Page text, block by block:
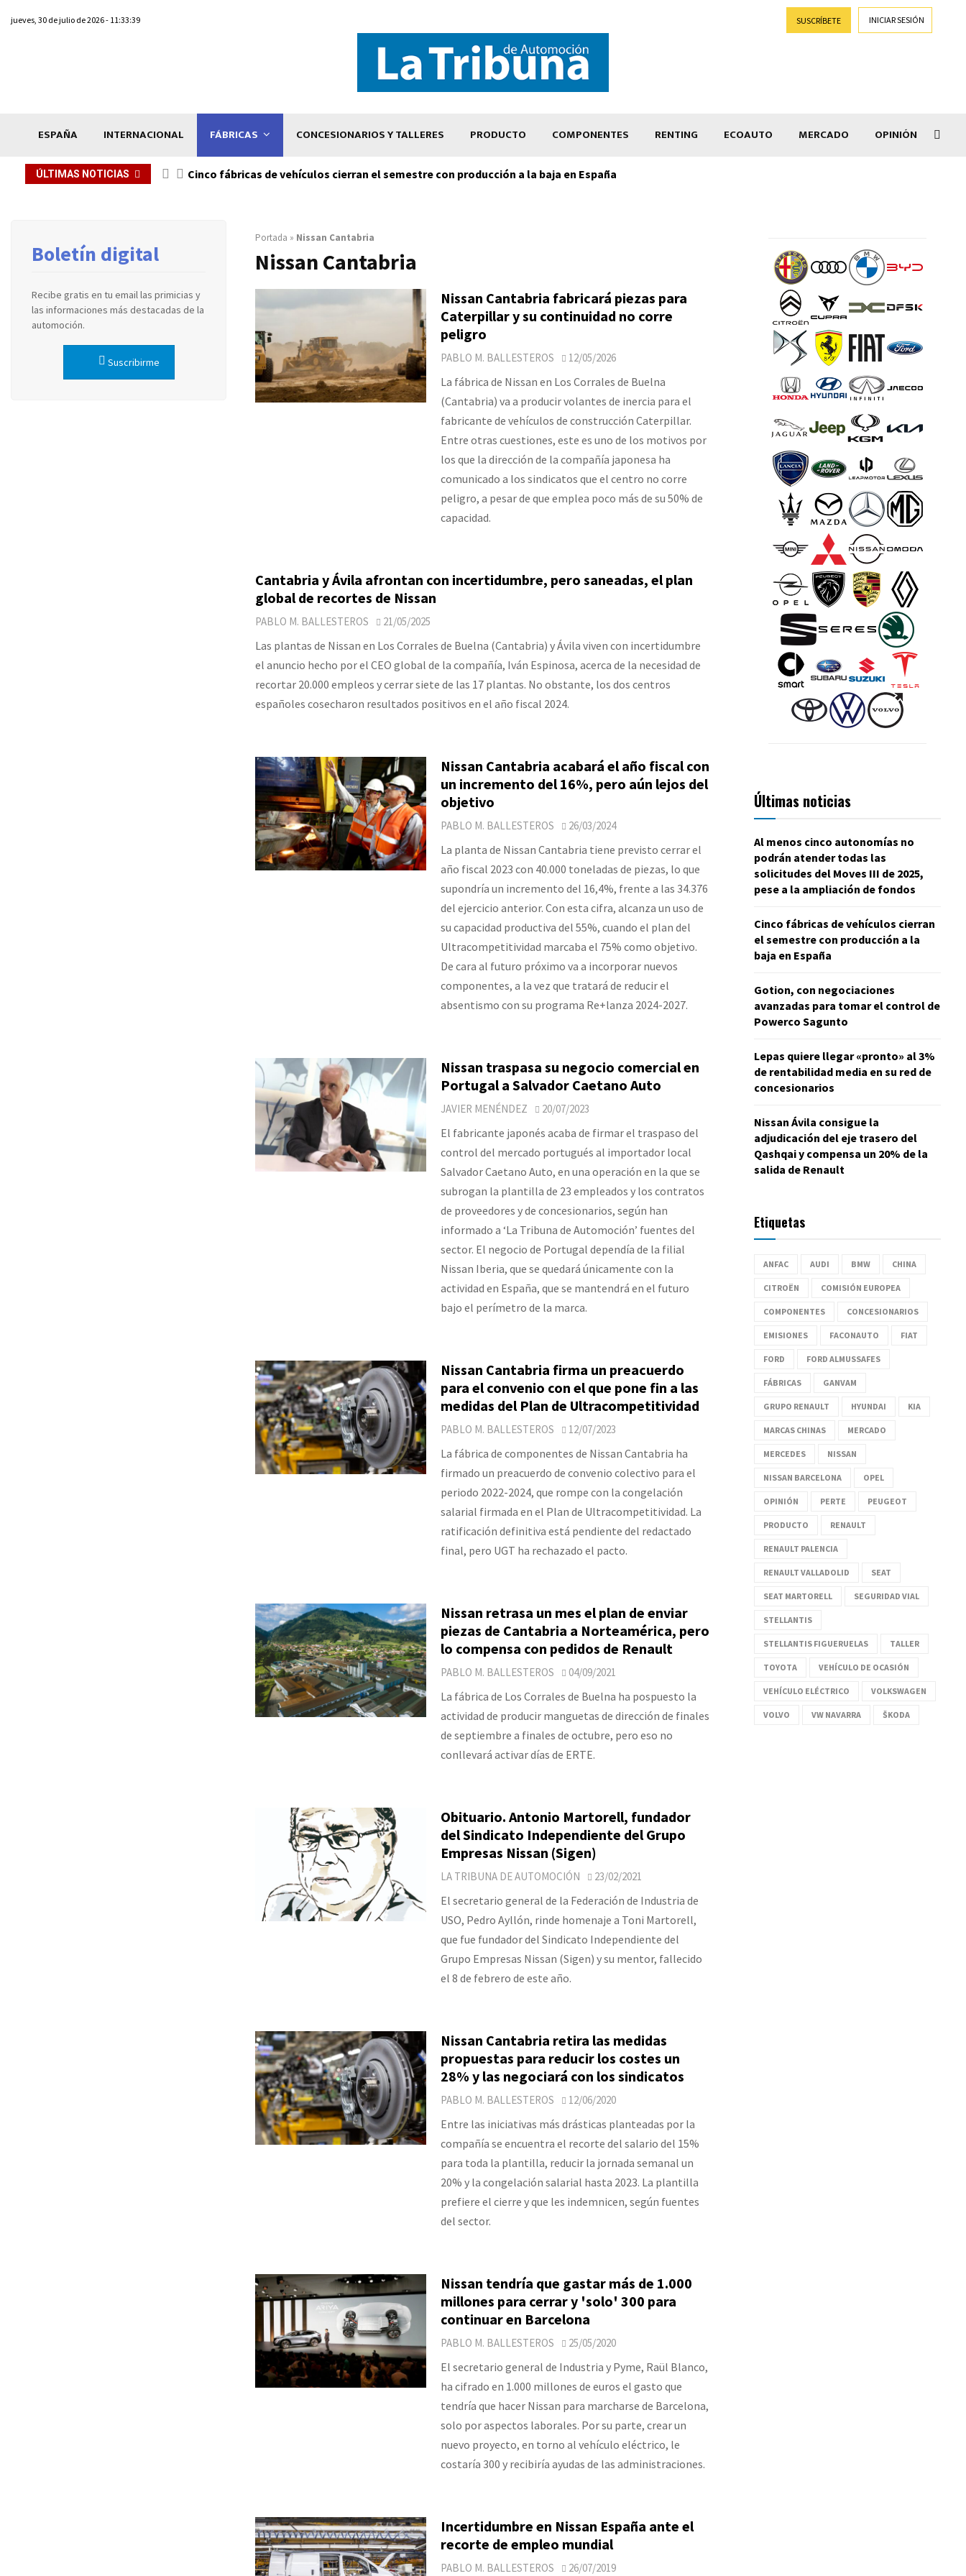
jueves, 30 de julio de 2026 - 11:33:39 SUSCRÍBETE INICIAR SESIÓN
ESPAÑA INTERNACIONAL FÁBRICAS CONCESIONARIOS Y TALLERES PRODUCTO COMPONENTES RENTING ECOAUTO MERCADO OPINIÓN
ÚLTIMAS NOTICIAS Cinco fábricas de vehículos cierran el semestre con producción a la baja en España
Portada » Nissan Cantabria
Nissan Cantabria
Nissan Cantabria fabricará piezas para
Caterpillar y su continuidad no corre
peligro
PABLO M. BALLESTEROS 12/05/2026
La fábrica de Nissan en Los Corrales de Buelna
(Cantabria) va a producir volantes de inercia para el
fabricante de vehículos de construcción Caterpillar.
Entre otras cuestiones, este es uno de los motivos por
los que la dirección de la compañía japonesa ha
comunicado a los sindicatos que el centro no corre
peligro, a pesar de que emplea poco más de su 50% de
capacidad.
Cantabria y Ávila afrontan con incertidumbre, pero saneadas, el plan
global de recortes de Nissan
PABLO M. BALLESTEROS 21/05/2025
Las plantas de Nissan en Los Corrales de Buelna (Cantabria) y Ávila viven con incertidumbre
el anuncio hecho por el CEO global de la compañía, Iván Espinosa, acerca de la necesidad de
recortar 20.000 empleos y cerrar siete de las 17 plantas. No obstante, los dos centros
españoles cosecharon resultados positivos en el año fiscal 2024.
Nissan Cantabria acabará el año fiscal con
un incremento del 16%, pero aún lejos del
objetivo
PABLO M. BALLESTEROS 26/03/2024
La planta de Nissan Cantabria tiene previsto cerrar el
año fiscal 2023 con 40.000 toneladas de piezas, lo que
supondría un incremento del 16,4%, frente a las 34.376
del ejercicio anterior. Con esta cifra, alcanza un uso de
su capacidad productiva del 55%, cuando el plan del
Ultracompetitividad marcaba el 75% como objetivo.
De cara al futuro próximo va a incorporar nuevos
componentes, a la vez que tratará de reducir el
absentismo con su programa Re+lanza 2024-2027.
Nissan traspasa su negocio comercial en
Portugal a Salvador Caetano Auto
JAVIER MENÉNDEZ 20/07/2023
El fabricante japonés acaba de firmar el traspaso del
control del mercado portugués al importador local
Salvador Caetano Auto, en una operación en la que se
subrogan la plantilla de 23 empleados y los contratos
de proveedores y de concesionarios, según han
informado a ‘La Tribuna de Automoción’ fuentes del
sector. El negocio de Portugal dependía de la filial
Nissan Iberia, que se quedará únicamente con la
actividad en España, que se mantendrá en el futuro
bajo el perímetro de la marca.
Nissan Cantabria firma un preacuerdo
para el convenio con el que pone fin a las
medidas del Plan de Ultracompetitividad
PABLO M. BALLESTEROS 12/07/2023
La fábrica de componentes de Nissan Cantabria ha
firmado un preacuerdo de convenio colectivo para el
periodo 2022-2024, que rompe con la congelación
salarial firmada en el Plan de Ultracompetitividad. La
ratificación definitiva está pendiente del redactado
final, pero UGT ha rechazado el pacto.
Nissan retrasa un mes el plan de enviar
piezas de Cantabria a Norteamérica, pero
lo compensa con pedidos de Renault
PABLO M. BALLESTEROS 04/09/2021
La fábrica de Los Corrales de Buelna ha pospuesto la
actividad de producir manguetas de dirección de finales
de septiembre a finales de octubre, pero eso no
conllevará activar días de ERTE.
Obituario. Antonio Martorell, fundador
del Sindicato Independiente del Grupo
Empresas Nissan (Sigen)
LA TRIBUNA DE AUTOMOCIÓN 23/02/2021
El secretario general de la Federación de Industria de
USO, Pedro Ayllón, rinde homenaje a Toni Martorell,
que fue fundador del Sindicato Independiente del
Grupo Empresas Nissan (Sigen) y su mentor, fallecido
el 8 de febrero de este año.
Nissan Cantabria retira las medidas
propuestas para reducir los costes un
28% y las negociará con los sindicatos
PABLO M. BALLESTEROS 12/06/2020
Entre las iniciativas más drásticas planteadas por la
compañía se encuentra el recorte del salario del 15%
para toda la plantilla, reducir la jornada semanal un
20% y la congelación salarial hasta 2023. La plantilla
prefiere el cierre y que les indemnicen, según fuentes
del sector.
Nissan tendría que gastar más de 1.000
millones para cerrar y 'solo' 300 para
continuar en Barcelona
PABLO M. BALLESTEROS 25/05/2020
El secretario general de Industria y Pyme, Raül Blanco,
ha cifrado en 1.000 millones de euros el gasto que
tendría que hacer Nissan para marcharse de Barcelona,
solo por aspectos laborales. Por su parte, crear un
nuevo proyecto, en torno al vehículo eléctrico, le
costaría 300 y recibiría ayudas de las administraciones.
Incertidumbre en Nissan España ante el
recorte de empleo mundial
PABLO M. BALLESTEROS 26/07/2019
Boletín digital
Recibe gratis en tu email las primicias y
las informaciones más destacadas de la
automoción.
Suscribirme
Últimas noticias
Al menos cinco autonomías no
podrán atender todas las
solicitudes del Moves III de 2025,
pese a la ampliación de fondos
Cinco fábricas de vehículos cierran
el semestre con producción a la
baja en España
Gotion, con negociaciones
avanzadas para tomar el control de
Powerco Sagunto
Lepas quiere llegar «pronto» al 3%
de rentabilidad media en su red de
concesionarios
Nissan Ávila consigue la
adjudicación del eje trasero del
Qashqai y compensa un 20% de la
salida de Renault
Etiquetas
ANFAC AUDI BMW CHINA
CITROËN COMISIÓN EUROPEA
COMPONENTES CONCESIONARIOS
EMISIONES FACONAUTO FIAT
FORD FORD ALMUSSAFES
FÁBRICAS GANVAM
GRUPO RENAULT HYUNDAI KIA
MARCAS CHINAS MERCADO
MERCEDES NISSAN
NISSAN BARCELONA OPEL
OPINIÓN PERTE PEUGEOT
PRODUCTO RENAULT
RENAULT PALENCIA
RENAULT VALLADOLID SEAT
SEAT MARTORELL SEGURIDAD VIAL
STELLANTIS
STELLANTIS FIGUERUELAS TALLER
TOYOTA VEHÍCULO DE OCASIÓN
VEHÍCULO ELÉCTRICO VOLKSWAGEN
VOLVO VW NAVARRA ŠKODA